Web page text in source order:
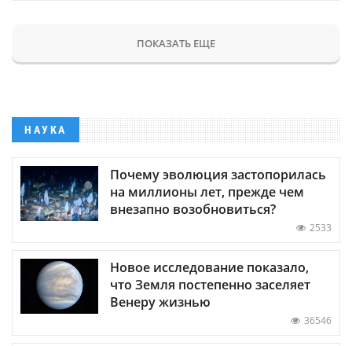
ПОКАЗАТЬ ЕЩЕ
НАУКА
Почему эволюция застопорилась
на миллионы лет, прежде чем
внезапно возобновиться?
2533
Новое исследование показало,
что Земля постепенно заселяет
Венеру жизнью
36546